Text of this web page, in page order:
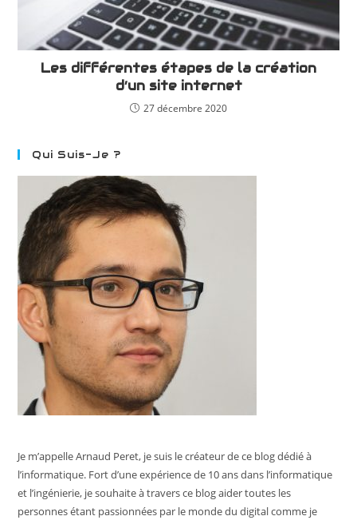
Les différentes étapes de la création
d’un site internet
27 décembre 2020
Qui Suis-Je ?
Je m’appelle Arnaud Peret, je suis le créateur de ce blog dédié à
l’informatique. Fort d’une expérience de 10 ans dans l’informatique
et l’ingénierie, je souhaite à travers ce blog aider toutes les
personnes étant passionnées par le monde du digital comme je